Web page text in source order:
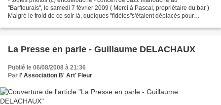
"Barfleurais", le samedi 7 février 2009 ( Merci à Pascal, propriétaire du bar )
Malgré le froid de ce soir là, quelques "fidèles"s'étaient déplacés pour
La Presse en parle - Guillaume DELACHAUX
Publié le 06/08/2008 à 21:36
Par l' Association B' Art' Fleur